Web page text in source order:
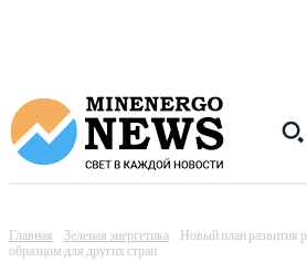
Главная Зеленая энергетика
Новый план развития
образцом для других стран